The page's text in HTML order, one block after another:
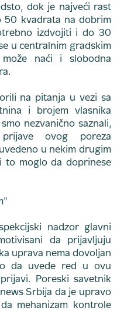
dok je najveći rast
50 kvadrata na dobrim
izdvojiti i do 30
u centralnim gradskim
naći i slobodna
na pitanja u vezi sa
i brojem vlasnika
nezvanično saznali,
ovog poreza
u nekim drugim
to moglo da doprinese
nadzor glavni
da prijavljuju
uprava nema dovoljan
da uvede red u ovu
Poreski savetnik
Srbija da je upravo
mehanizam kontrole